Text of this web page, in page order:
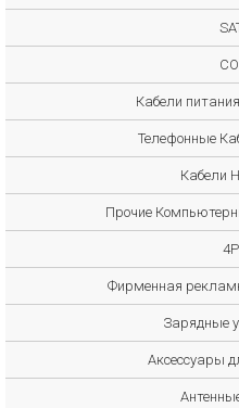
Кабели
Телефонные
Кабели
Прочие
Фирменная
Зарядные
Аксессуары